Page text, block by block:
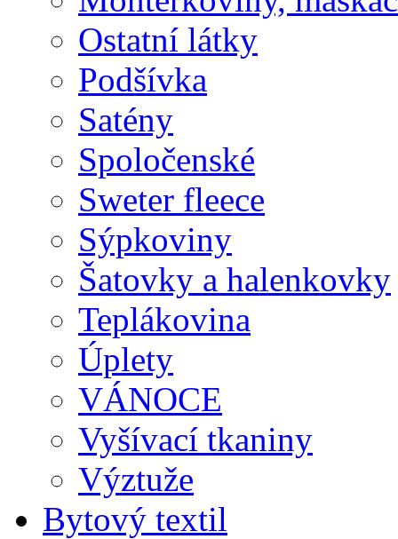
Ostatní látky
Podšívka
Satény
Spoločenské
Sweter fleece
Sýpkoviny
Šatovky a halenkovky
Teplákovina
Úplety
VÁNOCE
Vyšívací tkaniny
Výztuže
Bytový textil